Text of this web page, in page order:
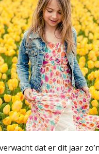
dat er dit jaar